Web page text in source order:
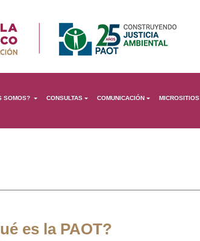
SOMOS? CONSULTAS COMUNICACIÓN MICROSITIOS
es la PAOT?